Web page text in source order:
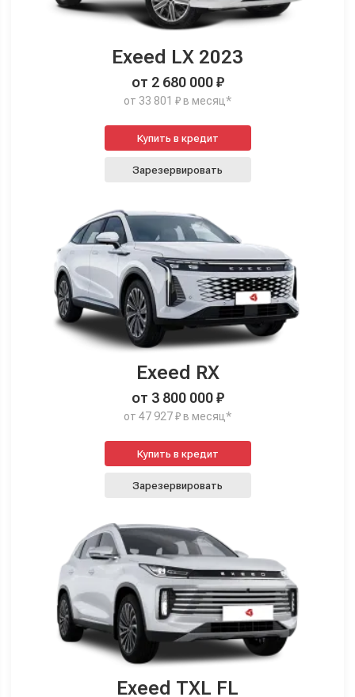
Exeed LX 2023
от 2 680 000 ₽
от 33 801 ₽ в месяц*
Купить в кредит
Зарезервировать
Exeed RX
от 3 800 000 ₽
от 47 927 ₽ в месяц*
Купить в кредит
Зарезервировать
Exeed TXL FL